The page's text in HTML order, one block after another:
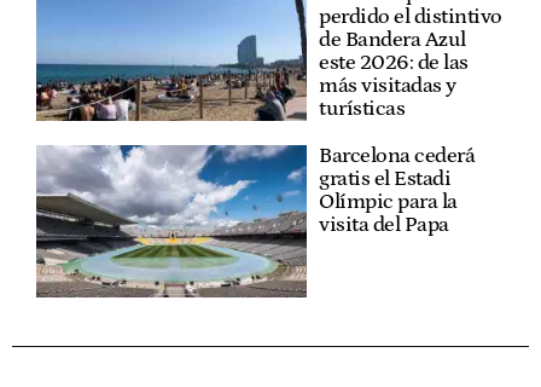
perdido el distintivo
de Bandera Azul
este 2026: de las
más visitadas y
turísticas
Barcelona cederá
gratis el Estadi
Olímpic para la
visita del Papa